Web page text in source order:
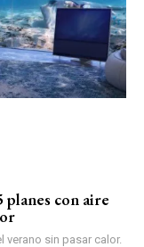
planes con aire
verano sin pasar calor.